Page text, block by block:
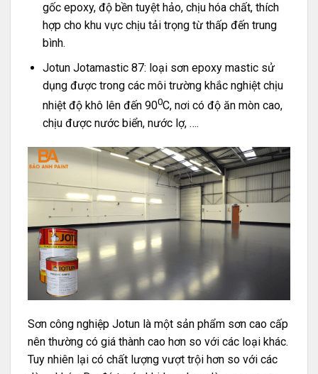
gốc epoxy, độ bền tuyệt hảo, chịu hóa chất, thích
hợp cho khu vực chịu tải trọng từ thấp đến trung
bình.
Jotun Jotamastic 87: loại sơn epoxy mastic sử
dụng được trong các môi trường khắc nghiệt chịu
nhiệt độ khô lên đến 900C, nơi có độ ăn mòn cao,
chịu được nước biển, nước lợ, ….
Sơn công nghiệp Jotun là một sản phẩm sơn cao cấp
nên thường có giá thành cao hơn so với các loại khác.
Tuy nhiên lại có chất lượng vượt trội hơn so với các